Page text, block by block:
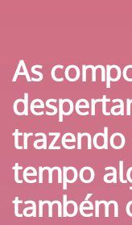
As
tempo
também